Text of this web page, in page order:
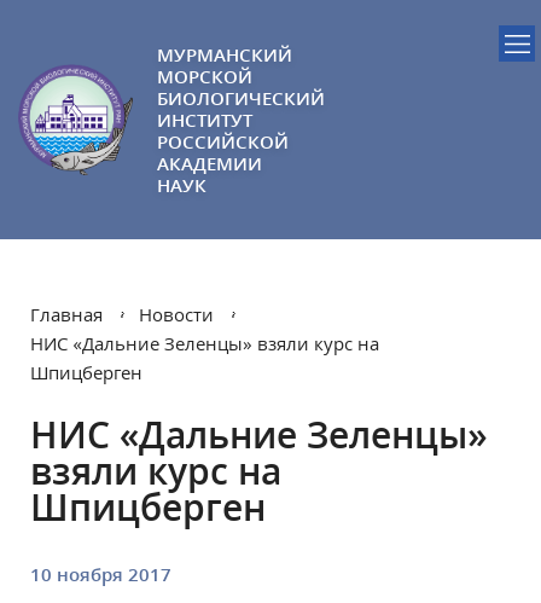
МУРМАНСКИЙ
МОРСКОЙ
БИОЛОГИЧЕСКИЙ
ИНСТИТУТ
РОССИЙСКОЙ
АКАДЕМИИ
НАУК
Главная
Новости
НИС «Дальние Зеленцы» взяли курс на
Шпицберген
НИС «Дальние Зеленцы»
взяли курс на
Шпицберген
10 ноября 2017